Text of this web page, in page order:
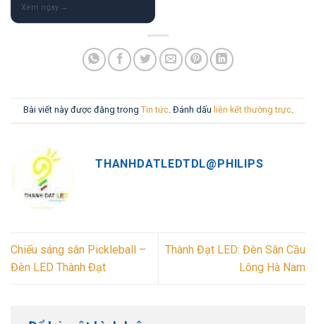
Bài viết này được đăng trong Tin tức. Đánh dấu liên kết thường trực.
THANHDATLEDTDL@PHILIPS
Chiếu sáng sân Pickleball –
Đèn LED Thành Đạt
Thành Đạt LED: Đèn Sân Cầu
Lông Hà Nam